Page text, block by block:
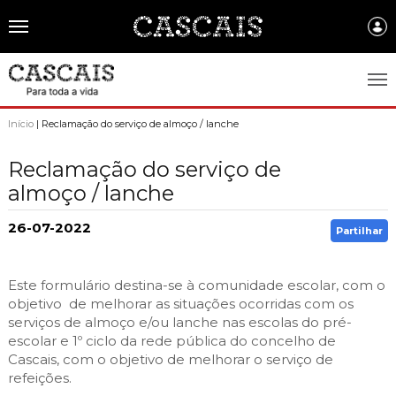
Português
CASCAIS.PT
SOBRE CASCAIS:
História
Brasão de Cascais
Arquivo Historico
Recursos educativos - história e património
GOVERNO LOCAL:
Câmara Municipal
Gestão administrativa e financeira
Projetos Cofinanciados
Transparência Municipal
Alcabideche
Carcavelos e Parede
Cascais e Estoril
EMPRESAS MUNICIPAIS:
Cascais Ambiente
Cascais Dinâmica
FACTOS E NÚMEROS:
Ambiente & Energia
COMUNICAÇÃO:
Início| Reclamação do serviço de almoço / lanche
Reclamação do serviço de
almoço / lanche
26-07-2022 Partilhar
Este formulário destina-se à comunidade escolar, com o
objetivo de melhorar as situações ocorridas com os
serviços de almoço e/ou lanche nas escolas do pré-
escolare 1º ciclo da rede pública do concelho de
Cascais, com o objetivo de melhorar o serviço de
refeições.